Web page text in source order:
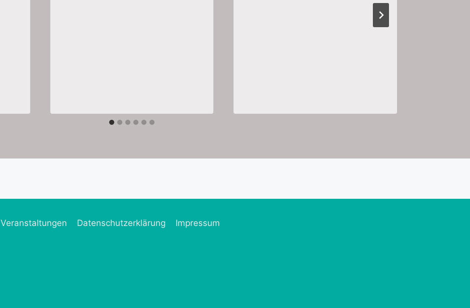
Veranstaltungen Datenschutzerklärung Impressum